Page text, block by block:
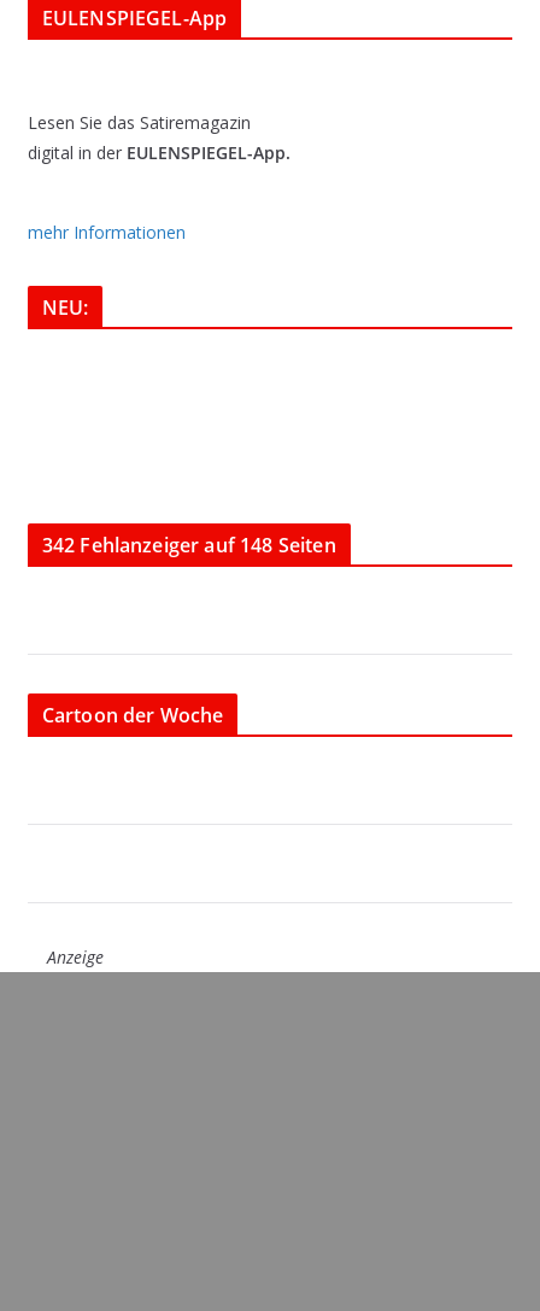
EULENSPIEGEL-App
Lesen Sie das Satiremagazin
digital in der EULENSPIEGEL-App.
mehr Informationen
NEU:
342 Fehlanzeiger auf 148 Seiten
Cartoon der Woche
Anzeige